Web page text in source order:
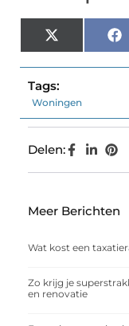
X
(Twitter)
Tags:
Woningen
Delen:
Meer Berichten
Wat kost een
Zo krijg je
en renovatie